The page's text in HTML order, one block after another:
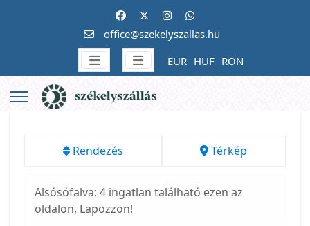
office@szekelyszallas.hu
EUR HUF RON
Rendezés Térkép
Alsósófalva: 4 ingatlan található ezen az
oldalon, Lapozzon!